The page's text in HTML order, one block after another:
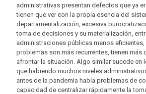
administrativas presentan defectos que ya
tienen que ver con la propia esencia del
departamentalización, excesiva
toma de decisiones y su materialización,
administraciones públicas menos
problemas son más recurrentes, tienen más
afrontar la situación. Algo similar sucede en
que habiendo muchos niveles
antes de la pandemia había problemas de
capacidad de centralizar rápidamente la